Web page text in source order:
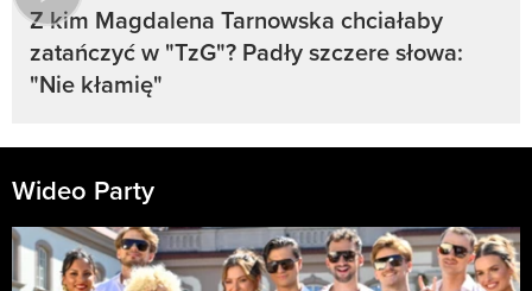
Z kim Magdalena Tarnowska chciałaby
zatańczyć w "TzG"? Padły szczere słowa:
"Nie kłamię"
Wideo Party